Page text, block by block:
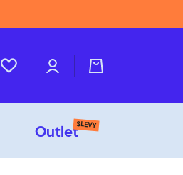
PřihlášeníKošík
Outlet
SLEVY